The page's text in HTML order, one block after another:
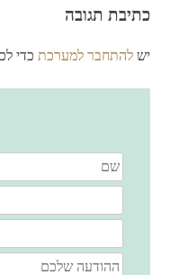
כתיבת תגובה
ישלהתחבר למערכת כדי